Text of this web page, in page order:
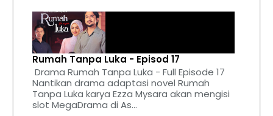
Rumah Tanpa Luka - Episod 17
Drama Rumah Tanpa Luka - Full Episode 17
Nantikan drama adaptasi novel Rumah
Tanpa Luka karya Ezza Mysara akan mengisi
slot MegaDrama di As...